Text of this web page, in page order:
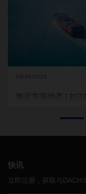
03/29/2022
中国的疫情防控管制
着“
以遏制疫情扩散蔓延。
厂都不允许开工。上
快讯
立即注册，获取与